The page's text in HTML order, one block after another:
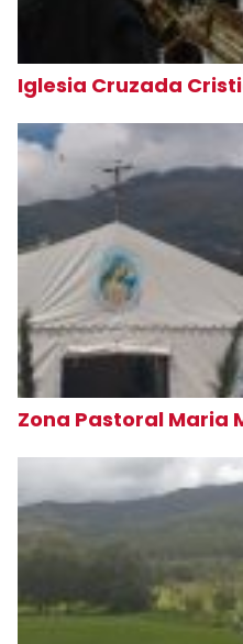
Iglesia Cruzada
Zona Pastoral Maria